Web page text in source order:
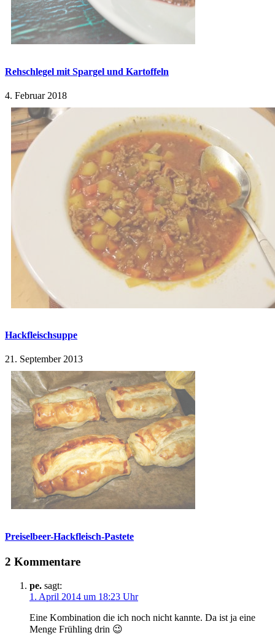
Rehschlegel mit Spargel und Kartoffeln
4. Februar 2018
Hackfleischsuppe
21. September 2013
Preiselbeer-Hackfleisch-Pastete
2 Kommentare
pe. sagt:
1. April 2014 um 18:23 Uhr
Eine Kombination die ich noch nicht kannte. Da ist ja eine
Menge Frühling drin 😉